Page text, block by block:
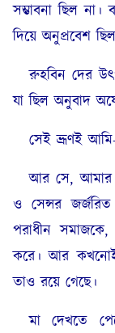
সম্ভাবনা ছিল না।
দিয়ে অনুপ্রবেশ ছিল
রুহবিন দের
যা ছিল অনুবাদ
সেই ভ্রূণই
আর সে, আমার
ও সেন্সর জর্জরিত
পরাধীন
করে। আর কখনোই
তাও রয়ে গেছে।
মা দেখতে